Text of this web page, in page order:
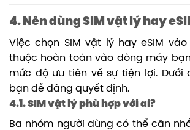
4. Nên dùng SIM vật lý hay
Việc chọn SIM vật lý hay eSIM
thuộc hoàn toàn vào dòng máy
mức độ ưu tiên về sự tiện lợi. Dưới
bạn dễ dàng quyết định.
4.1. SIM vật lý phù hợp với ai?
Ba nhóm người dùng có thể cân